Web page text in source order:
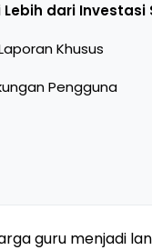
dari Investasi
Khusus
Pengguna
guru menjadi